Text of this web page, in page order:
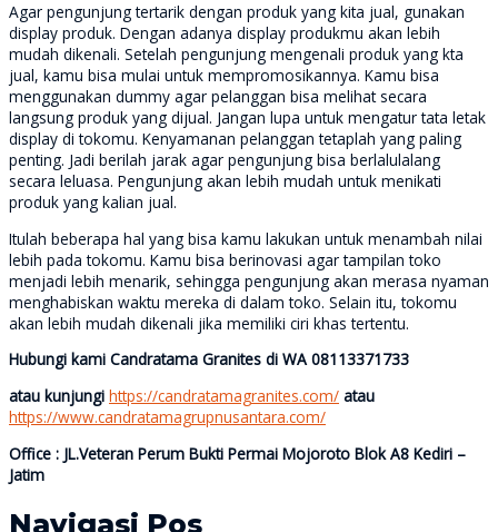
Agar pengunjung tertarik dengan produk yang kita jual, gunakan
display produk. Dengan adanya display produkmu akan lebih
mudah dikenali. Setelah pengunjung mengenali produk yang kta
jual, kamu bisa mulai untuk mempromosikannya. Kamu bisa
menggunakan dummy agar pelanggan bisa melihat secara
langsung produk yang dijual. Jangan lupa untuk mengatur tata letak
display di tokomu. Kenyamanan pelanggan tetaplah yang paling
penting. Jadi berilah jarak agar pengunjung bisa berlalulalang
secara leluasa. Pengunjung akan lebih mudah untuk menikati
produk yang kalian jual.
Itulah beberapa hal yang bisa kamu lakukan untuk menambah nilai
lebih pada tokomu. Kamu bisa berinovasi agar tampilan toko
menjadi lebih menarik, sehingga pengunjung akan merasa nyaman
menghabiskan waktu mereka di dalam toko. Selain itu, tokomu
akan lebih mudah dikenali jika memiliki ciri khas tertentu.
Hubungi kami Candratama Granites di WA 08113371733
atau kunjungi https://candratamagranites.com/ atau
https://www.candratamagrupnusantara.com/
Office : JL.Veteran Perum Bukti Permai Mojoroto Blok A8 Kediri –
Jatim
Navigasi Pos